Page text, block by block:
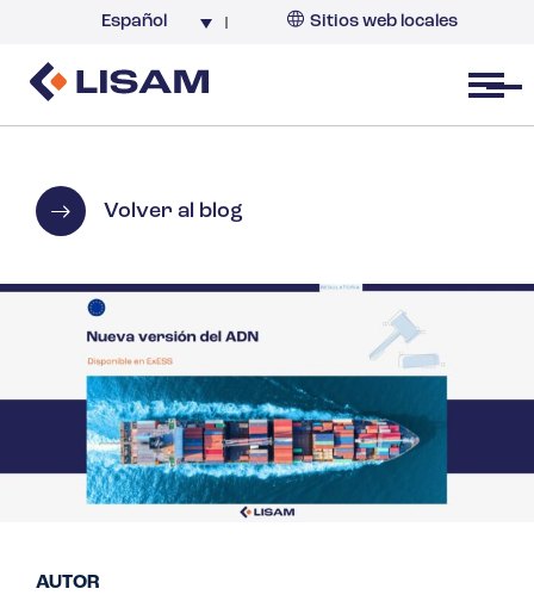
Español Sitios web locales
Open menu
Volver al blog
AUTOR